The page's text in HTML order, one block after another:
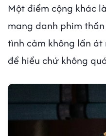
Một điểm cộng khác
mang danh phim
tình cảm không lấn át
để hiểu chứ không